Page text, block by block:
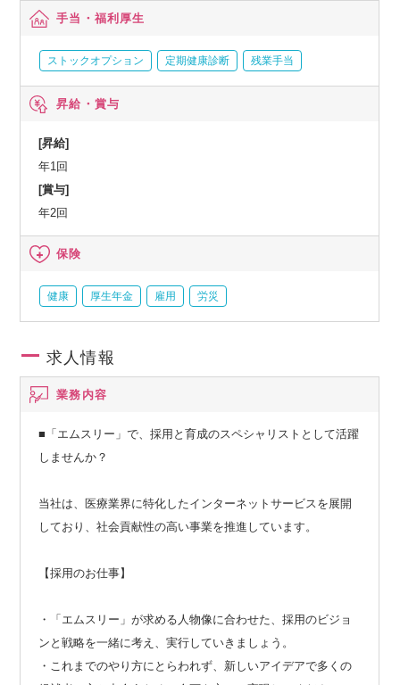
手当・福利厚生
ストックオプション 定期健康診断 残業手当
昇給・賞与
[昇給]
年1回
[賞与]
年2回
保険
健康 厚生年金 雇用 労災
求人情報
業務内容
■「エムスリー」で、採用と育成のスペシャリストとして活躍
しませんか？
当社は、医療業界に特化したインターネットサービスを展開
しており、社会貢献性の高い事業を推進しています。
【採用のお仕事】
・「エムスリー」が求める人物像に合わせた、採用のビジョ
ンと戦略を一緒に考え、実行していきましょう。
・これまでのやり方にとらわれず、新しいアイデアで多くの